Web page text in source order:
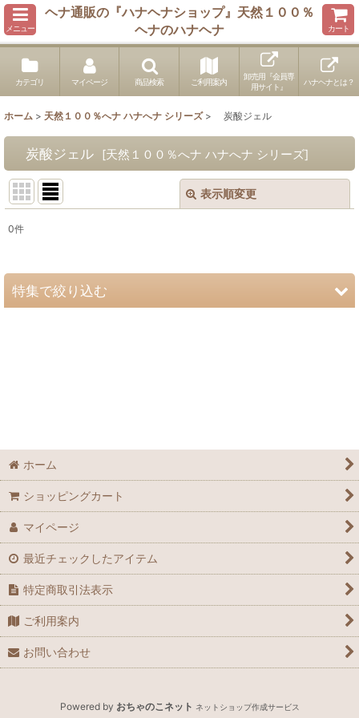
メニュー
ヘナ通販の『ハナヘナショップ』天然１００％
ヘナのハナヘナ
カート
カテゴリ マイページ 商品検索 ご利用案内
卸売用『会員専
用サイト』
ハナヘナとは？
ホーム > 天然１００％へナ ハナへナ シリーズ > 炭酸ジェル
炭酸ジェル [天然１００％へナ ハナへナ シリーズ]
表示順変更
並び順 :
0件
特集で絞り込む
炭酸ジェル
インド雑貨
ホーム
ショッピングカート
マイページ
最近チェックしたアイテム
特定商取引法表示
ご利用案内
お問い合わせ
Powered by おちゃのこネット ネットショップ作成サービス